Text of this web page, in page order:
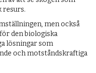
resurs.
men också
den biologiska
lösningar som
och motståndskraftiga